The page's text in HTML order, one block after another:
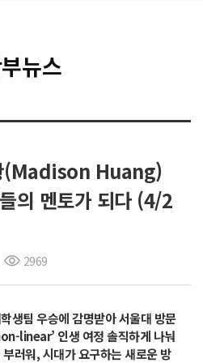
뉴스
(Madison Huang)
의 멘토가 되다 (4/2
2969
생팀 우승에 감명받아 서울대 방문
linear’ 인생 여정 솔직하게 나눠
러워, 시대가 요구하는 새로운 방